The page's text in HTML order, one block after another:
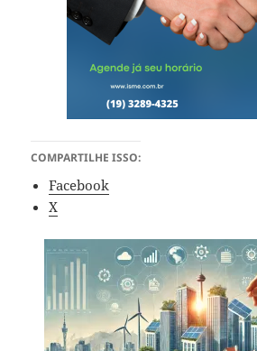
COMPARTILHE ISSO:
Facebook
X